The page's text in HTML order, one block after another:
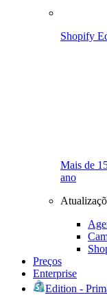
Shopify
Mais de
ano
Preços
Enterprise
Edition -